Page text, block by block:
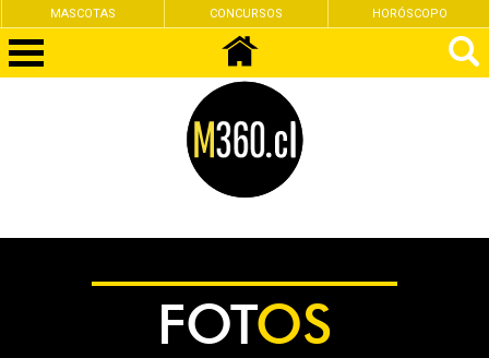
MASCOTAS CONCURSOS HORÓSCOPO
FOTOS